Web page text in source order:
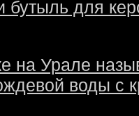
бутыль для
на Урале
воды с